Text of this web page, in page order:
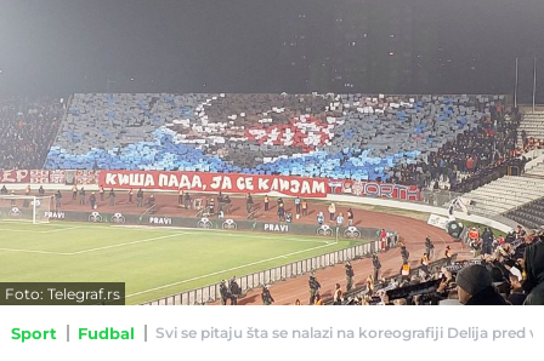
Foto: Telegraf.rs
Sport Fudbal Svi se pitaju šta se nalazi na koreografiji Delija pred